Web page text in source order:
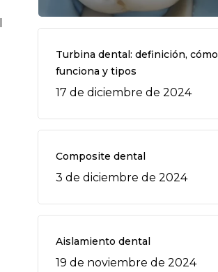
Turbina dental: definición, cómo
funciona y tipos
17 de diciembre de 2024
Composite dental
3 de diciembre de 2024
Aislamiento dental
19 de noviembre de 2024